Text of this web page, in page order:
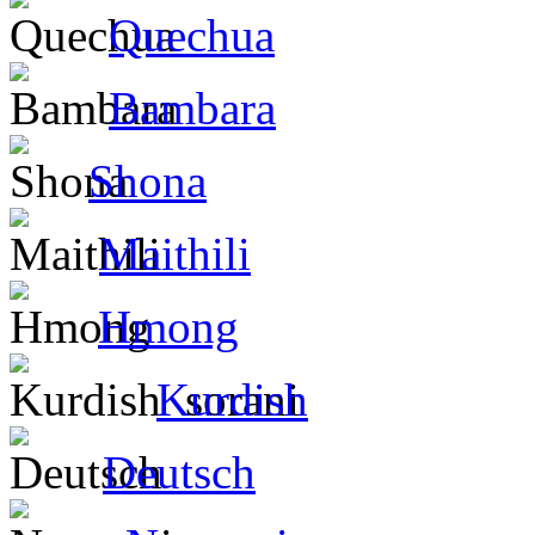
Quechua
Bambara
Shona
Maithili
Hmong
Kurdish
Deutsch